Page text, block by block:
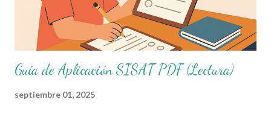
matemáticos Está diseñado para ser aplicado principalmente e...
Guía de Aplicación SISAT PDF (Lectura)
septiembre 01, 2025